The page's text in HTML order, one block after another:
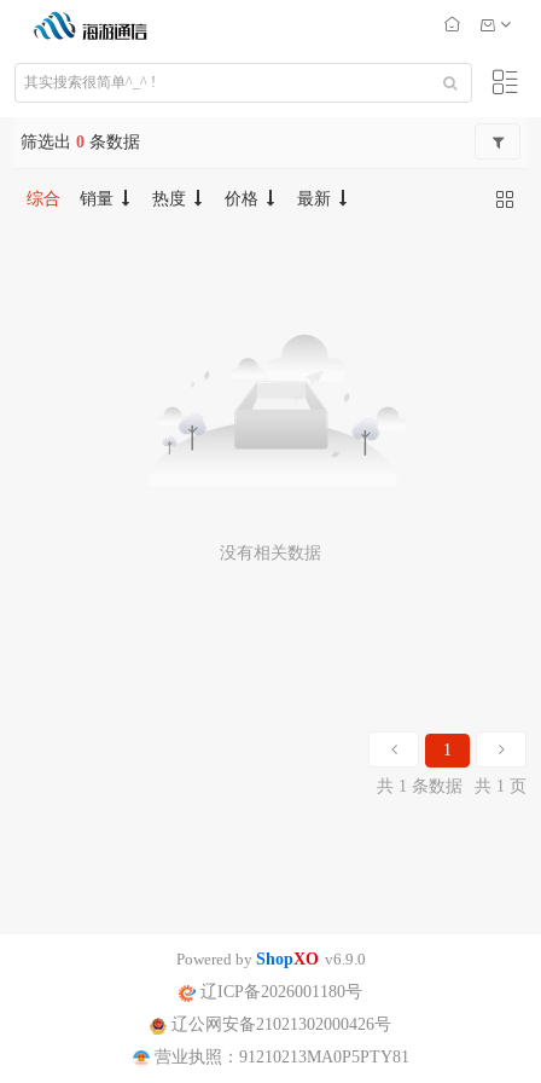
筛选出 0 条数据
综合 销量 热度 价格 最新
没有相关数据
1
共 1 条数据
共 1 页
Powered by ShopXO v6.9.0
辽ICP备2026001180号
辽公网安备21021302000426号
营业执照：91210213MA0P5PTY81